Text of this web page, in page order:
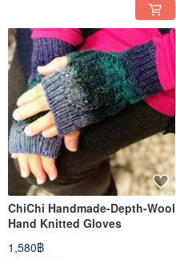
ChiChi Handmade-Depth-Wool
Hand Knitted Gloves
1,580฿